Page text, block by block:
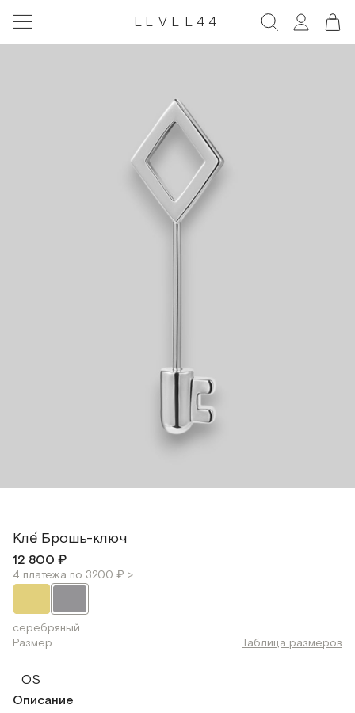
LEVEL44
Кле́ Брошь-ключ
12 800 ₽
4 платежа по 3200 ₽ >
серебряный
Размер
Таблица размеров
OS
Описание